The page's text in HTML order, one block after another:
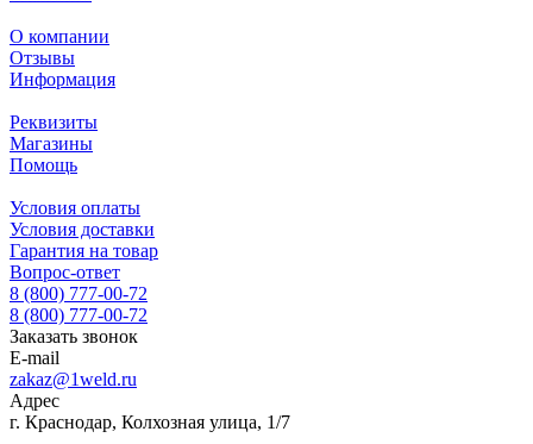
О компании
Отзывы
Информация
Реквизиты
Магазины
Помощь
Условия оплаты
Условия доставки
Гарантия на товар
Вопрос-ответ
8 (800) 777-00-72
8 (800) 777-00-72
Заказать звонок
E-mail
zakaz@1weld.ru
Адрес
г. Краснодар, Колхозная улица, 1/7